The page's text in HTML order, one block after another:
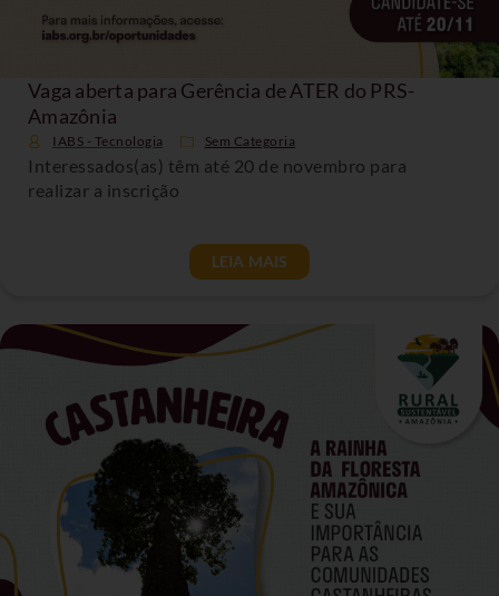
Vaga aberta para Gerência de ATER do PRS-
Amazônia
IABS - Tecnologia Sem Categoria
Interessados(as) têm até 20 de novembro para
realizar a inscrição
LEIA MAIS